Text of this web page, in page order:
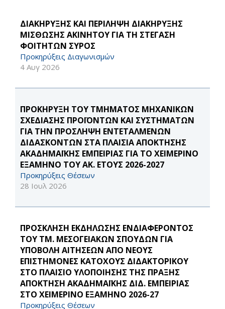
ΔΙΑΚΗΡΥΞΗΣ ΚΑΙ ΠΕΡΙΛΗΨΗ ΔΙΑΚΗΡΥΞΗΣ
ΜΙΣΘΩΣΗΣ ΑΚΙΝΗΤΟΥ ΓΙΑ ΤΗ ΣΤΕΓΑΣΗ
ΦΟΙΤΗΤΩΝ ΣΥΡΟΣ
Προκηρύξεις Διαγωνισμών
4 Αυγ 2026
ΠΡΟΚΗΡΥΞΗ ΤΟΥ ΤΜΗΜΑΤΟΣ ΜΗΧΑΝΙΚΩΝ
ΣΧΕΔΙΑΣΗΣ ΠΡΟΪΟΝΤΩΝ ΚΑΙ ΣΥΣΤΗΜΑΤΩΝ
ΓΙΑ ΤΗΝ ΠΡΟΣΛΗΨΗ ΕΝΤΕΤΑΛΜΕΝΩΝ
ΔΙΔΑΣΚΟΝΤΩΝ ΣΤΑ ΠΛΑΙΣΙΑ ΑΠΟΚΤΗΣΗΣ
ΑΚΑΔΗΜΑΪΚΗΣ ΕΜΠΕΙΡΙΑΣ ΓΙΑ ΤΟ ΧΕΙΜΕΡΙΝΟ
ΕΞΑΜΗΝΟ ΤΟΥ ΑΚ. ΕΤΟΥΣ 2026-2027
Προκηρύξεις Θέσεων
28 Ιουλ 2026
ΠΡΟΣΚΛΗΣΗ ΕΚΔΗΛΩΣΗΣ ΕΝΔΙΑΦΕΡΟΝΤΟΣ
ΤΟΥ ΤΜ. ΜΕΣΟΓΕΙΑΚΩΝ ΣΠΟΥΔΩΝ ΓΙΑ
ΥΠΟΒΟΛΗ ΑΙΤΗΣΕΩΝ ΑΠΟ ΝΕΟΥΣ
ΕΠΙΣΤΗΜΟΝΕΣ ΚΑΤΟΧΟΥΣ ΔΙΔΑΚΤΟΡΙΚΟΥ
ΣΤΟ ΠΛΑΙΣΙΟ ΥΛΟΠΟΙΗΣΗΣ ΤΗΣ ΠΡΑΞΗΣ
ΑΠΟΚΤΗΣΗ ΑΚΑΔΗΜΑΪΚΗΣ ΔΙΔ. ΕΜΠΕΙΡΙΑΣ
ΣΤΟ ΧΕΙΜΕΡΙΝΟ ΕΞΑΜΗΝΟ 2026-27
Προκηρύξεις Θέσεων